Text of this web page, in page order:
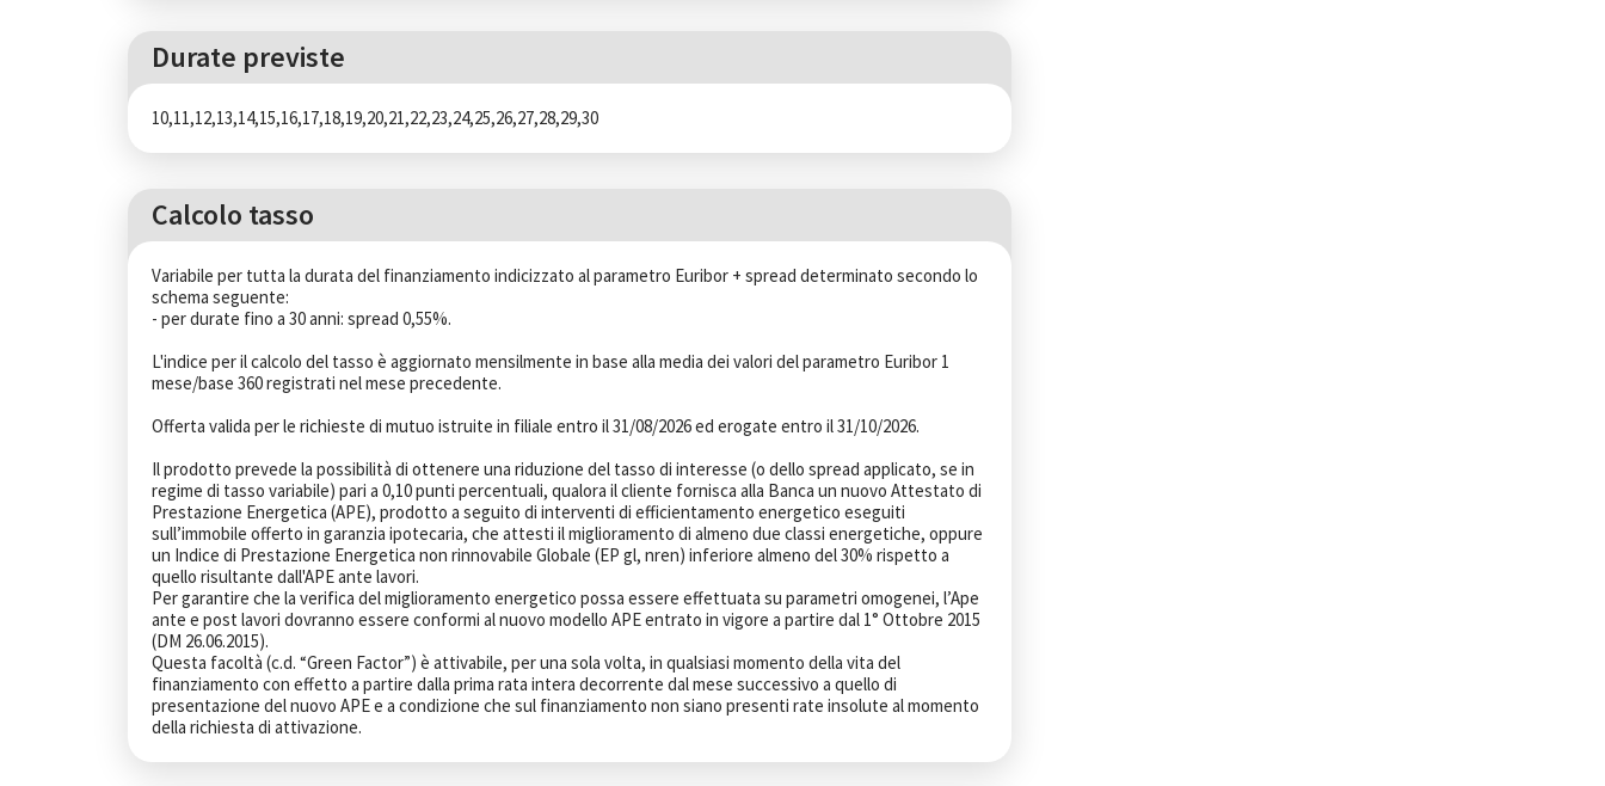
Durate previste
10,11,12,13,14,15,16,17,18,19,20,21,22,23,24,25,26,27,28,29,30
Calcolo tasso
Variabile per tutta la durata del finanziamento indicizzato al parametro Euribor + spread determinato secondo lo
schema seguente:
- per durate fino a 30 anni: spread 0,55%.
L'indice per il calcolo del tasso è aggiornato mensilmente in base alla media dei valori del parametro Euribor 1
mese/base 360 registrati nel mese precedente.
Offerta valida per le richieste di mutuo istruite in filiale entro il 31/08/2026 ed erogate entro il 31/10/2026.
Il prodotto prevede la possibilità di ottenere una riduzione del tasso di interesse (o dello spread applicato, se in
regime di tasso variabile) pari a 0,10 punti percentuali, qualora il cliente fornisca alla Banca un nuovo Attestato di
Prestazione Energetica (APE), prodotto a seguito di interventi di efficientamento energetico eseguiti
sull’immobile offerto in garanzia ipotecaria, che attesti il miglioramento di almeno due classi energetiche, oppure
un Indice di Prestazione Energetica non rinnovabile Globale (EP gl, nren) inferiore almeno del 30% rispetto a
quello risultante dall'APE ante lavori.
Per garantire che la verifica del miglioramento energetico possa essere effettuata su parametri omogenei, l’Ape
ante e post lavori dovranno essere conformi al nuovo modello APE entrato in vigore a partire dal 1° Ottobre 2015
(DM 26.06.2015).
Questa facoltà (c.d. “Green Factor”) è attivabile, per una sola volta, in qualsiasi momento della vita del
finanziamento con effetto a partire dalla prima rata intera decorrente dal mese successivo a quello di
presentazione del nuovo APE e a condizione che sul finanziamento non siano presenti rate insolute al momento
della richiesta di attivazione.